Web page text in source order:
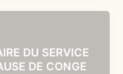
DU SERVICE
DE CONGE